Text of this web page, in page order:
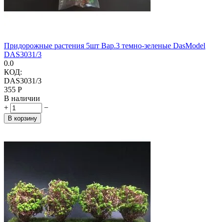
Придорожные растения 5шт Вар.3 темно-зеленые DasModel
DAS3031/3
0.0
КОД:
DAS3031/3
‍355‍ Р
В наличии
+
−
В корзину